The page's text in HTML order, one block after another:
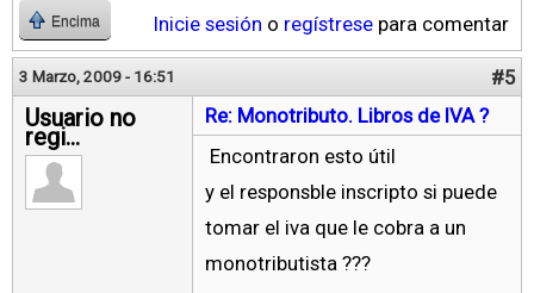
Encima Inicie sesión o regístrese para comentar
3 Marzo, 2009 - 16:51 #5
Usuario no
regi...
Re: Monotributo. Libros de IVA ?
Encontraron esto útil
y el responsble inscripto si puede
tomar el iva que le cobra a un
monotributista ???